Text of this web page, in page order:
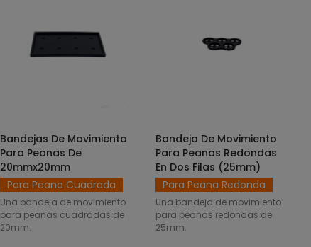
SELECCIONAR OPCIONES
Bandejas De Movimiento
Para Peanas De
20mmx20mm
Para Peana Cuadrada
Una bandeja de movimiento
para peanas cuadradas de
20mm.
AÑADIR AL CARRITO
Bandeja De Movimiento
Para Peanas Redondas
En Dos Filas (25mm)
Para Peana Redonda
Una bandeja de movimiento
para peanas redondas de
25mm.